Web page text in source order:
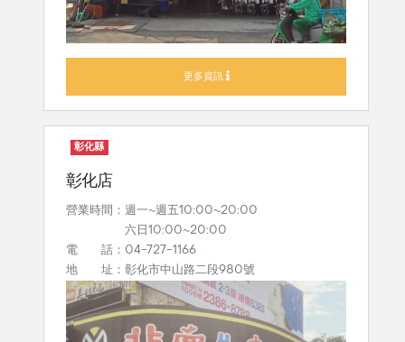
更多資訊
彰化縣
彰化店
營業時間：週一~週五10:00~20:00
六日10:00~20:00
電 話：04-727-1166
地 址：彰化市中山路二段980號